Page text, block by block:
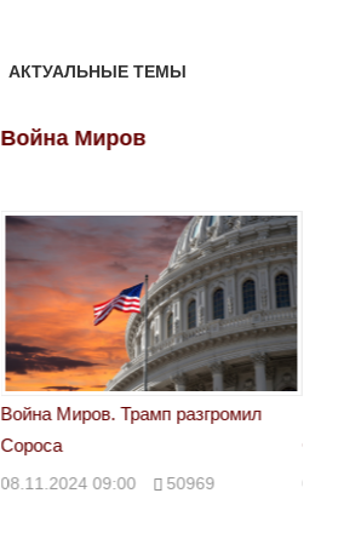
АКТУАЛЬНЫЕ ТЕМЫ
Война Миров
Война Миров. Трамп разгромил
Сороса
08.11.2024 09:00 50969